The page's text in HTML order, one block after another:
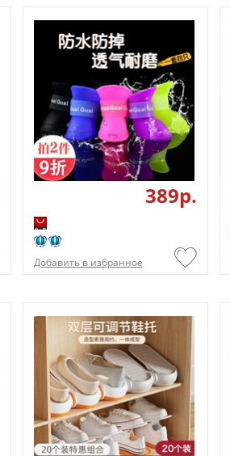
389p.
Добавить в избранное